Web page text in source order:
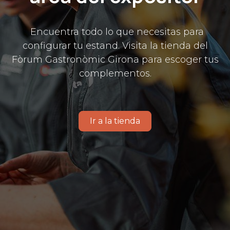
​Encuentra todo lo que necesitas para
configurar tu estand. Visita la tienda del
Fòrum Gastronòmic Girona para escoger tus
complementos.
Ir a la tienda